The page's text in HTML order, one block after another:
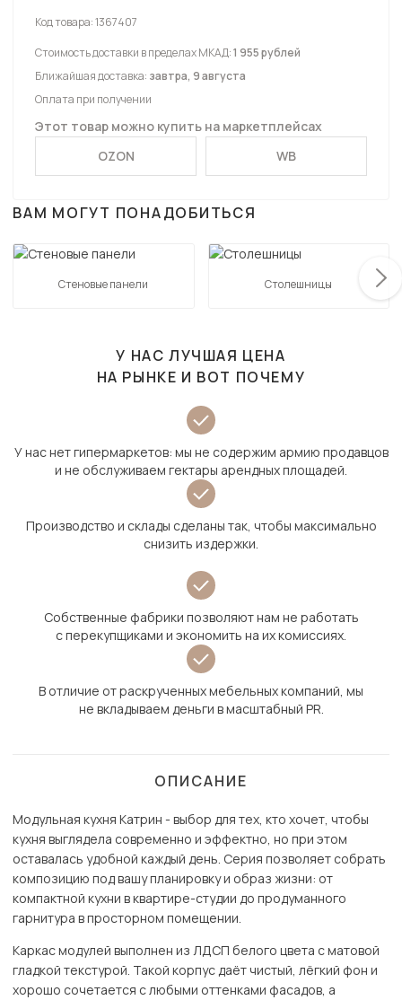
Код товара:1367407
Стоимость доставки в пределах МКАД:1 955 рублей
Ближайшая доставка: завтра, 9 августа
Оплата при получении
Этот товар можно купить на маркетплейсах
OZON
WB
ВАМ МОГУТ ПОНАДОБИТЬСЯ
Стеновые панели Столешницы
У НАС ЛУЧШАЯ ЦЕНА
НА РЫНКЕ И ВОТ ПОЧЕМУ
У нас нет гипермаркетов: мы не содержим армию продавцов
и не обслуживаем гектары арендных площадей.
Производство и склады сделаны так, чтобы максимально
снизить издержки.
Собственные фабрики позволяют нам не работать
с перекупщиками и экономить на их комиссиях.
В отличие от раскрученных мебельных компаний, мы
не вкладываем деньги в масштабный PR.
ОПИСАНИЕ
Модульная кухня Катрин - выбор для тех, кто хочет, чтобы
кухня выглядела современно и эффектно, но при этом
оставалась удобной каждый день. Серия позволяет собрать
композицию под вашу планировку и образ жизни: от
компактной кухни в квартире-студии до продуманного
гарнитура в просторном помещении.
Каркас модулей выполнен из ЛДСП белого цвета с матовой
гладкой текстурой. Такой корпус даёт чистый, лёгкий фон и
хорошо сочетается с любыми оттенками фасадов, а